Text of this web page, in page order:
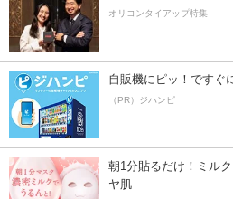
オリコンタイアップ特集
自販機にピッ！ですぐ
（PR）ジハンピ
朝1分貼るだけ！ミル
ヤ肌